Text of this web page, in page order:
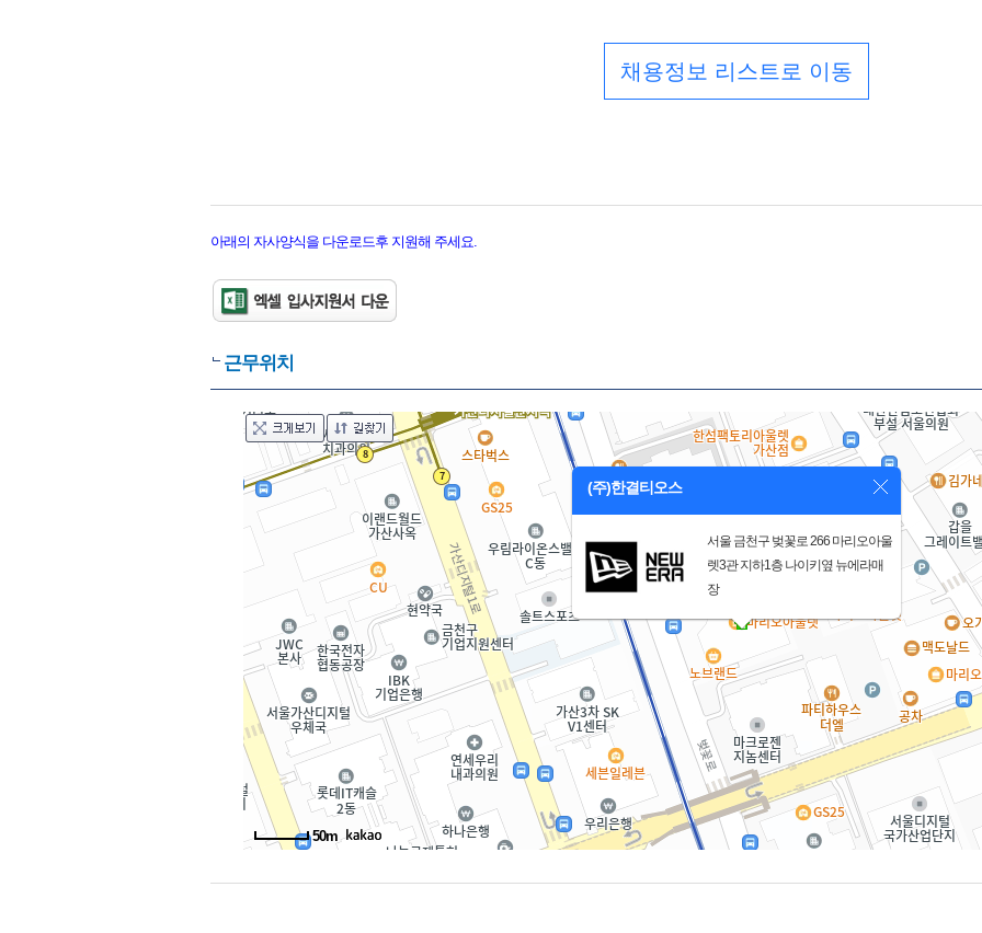
채용정보 리스트로 이동
아래의 자사양식을 다운로드후 지원해 주세요.
근무위치
(주)한결티오스
서울 금천구 벚꽃로 266 마리오아울
렛3관 지하1층 나이키옆 뉴에라매
장
50m